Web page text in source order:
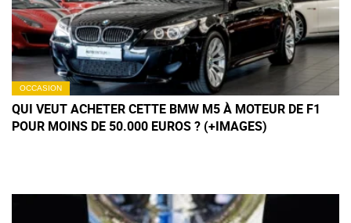
OCCASION
QUI VEUT ACHETER CETTE BMW M5 À MOTEUR DE F1
POUR MOINS DE 50.000 EUROS ? (+IMAGES)